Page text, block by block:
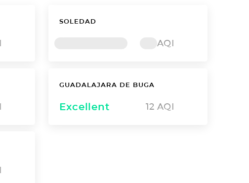
SOLEDAD
AQI
GUADALAJARA DE BUGA
Excellent 12 AQI